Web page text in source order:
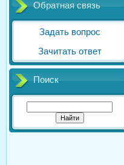
Обратная связь
Задать вопрос
Зачитать ответ
Поиск